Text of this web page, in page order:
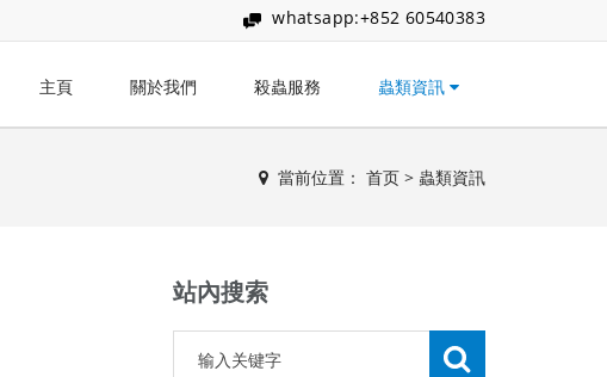
whatsapp:+852 60540383
主頁 關於我們 殺蟲服務 蟲類資訊
當前位置： 首页 > 蟲類資訊
站內搜索